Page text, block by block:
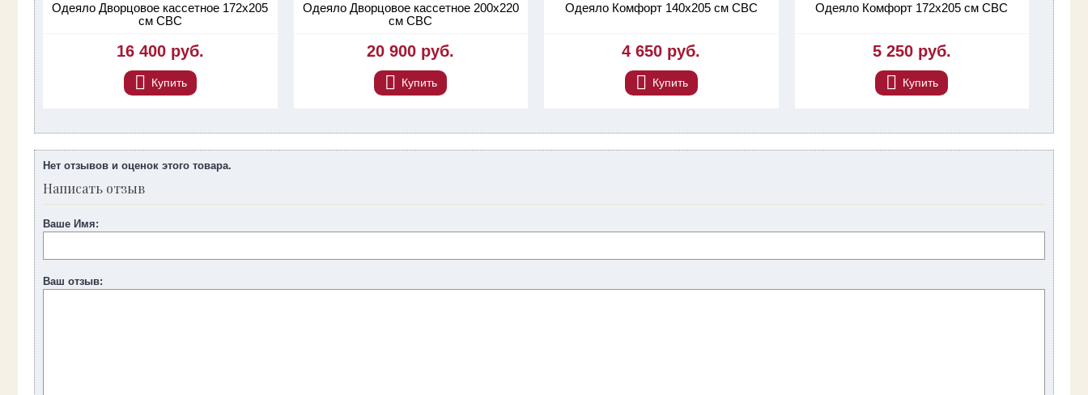
Одеяло Дворцовое кассетное 172х205
см СВС
16 400 руб.
Купить
Одеяло Дворцовое кассетное 200х220
см СВС
20 900 руб.
Купить
Одеяло Комфорт 140х205 см СВС
4 650 руб.
Купить
Одеяло Комфорт 172х205 см СВС
5 250 руб.
Купить
Нет отзывов и оценок этого товара.
Написать отзыв
Ваше Имя:
Ваш отзыв: